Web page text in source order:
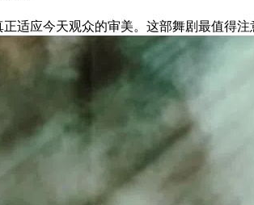
适应今天观众的审美。这部舞剧最值得注